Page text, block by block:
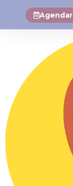
Agendar